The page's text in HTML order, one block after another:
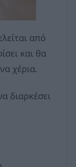
από
και θα
χέρια.
διαρκέσει